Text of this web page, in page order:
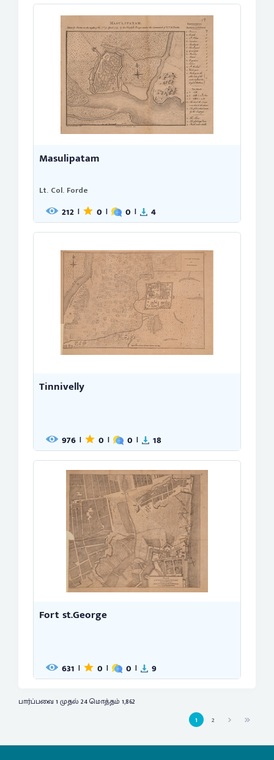
Masulipatam
Lt. Col. Forde
212 | 0 | 0 | 4
Tinnivelly
976 | 0 | 0 | 18
Fort st.George
631 | 0 | 0 | 9
பார்ப்பவை 1 முதல் 24 மொத்தம் 1,862
1
2